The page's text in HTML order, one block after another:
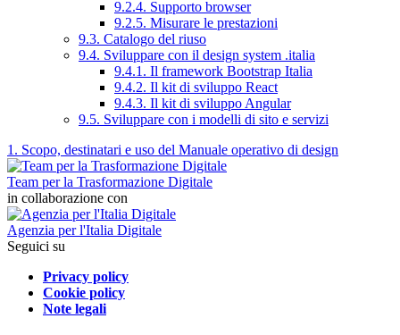
9.2.4. Supporto browser
9.2.5. Misurare le prestazioni
9.3. Catalogo del riuso
9.4. Sviluppare con il design system .italia
9.4.1. Il framework Bootstrap Italia
9.4.2. Il kit di sviluppo React
9.4.3. Il kit di sviluppo Angular
9.5. Sviluppare con i modelli di sito e servizi
1. Scopo, destinatari e uso del Manuale operativo di design
Team per la Trasformazione Digitale
in collaborazione con
Agenzia per l'Italia Digitale
Seguici su
Privacy policy
Cookie policy
Note legali